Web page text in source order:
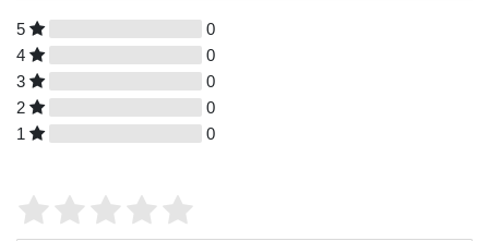
5
0
4
0
3
0
2
0
1
0